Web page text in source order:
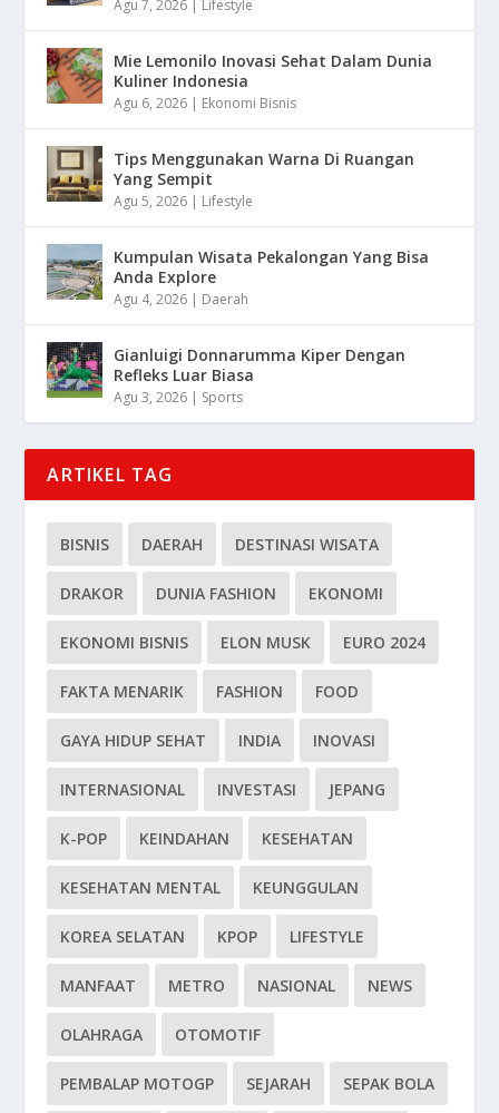
Agu 7, 2026 | Lifestyle
Mie Lemonilo Inovasi Sehat Dalam Dunia
Kuliner Indonesia
Agu 6, 2026 | Ekonomi Bisnis
Tips Menggunakan Warna Di Ruangan
Yang Sempit
Agu 5, 2026 | Lifestyle
Kumpulan Wisata Pekalongan Yang Bisa
Anda Explore
Agu 4, 2026 | Daerah
Gianluigi Donnarumma Kiper Dengan
Refleks Luar Biasa
Agu 3, 2026 | Sports
ARTIKEL TAG
BISNIS DAERAH DESTINASI WISATA
DRAKOR DUNIA FASHION EKONOMI
EKONOMI BISNIS ELON MUSK EURO 2024
FAKTA MENARIK FASHION FOOD
GAYA HIDUP SEHAT INDIA INOVASI
INTERNASIONAL INVESTASI JEPANG
K-POP KEINDAHAN KESEHATAN
KESEHATAN MENTAL KEUNGGULAN
KOREA SELATAN KPOP LIFESTYLE
MANFAAT METRO NASIONAL NEWS
OLAHRAGA OTOMOTIF
PEMBALAP MOTOGP SEJARAH SEPAK BOLA